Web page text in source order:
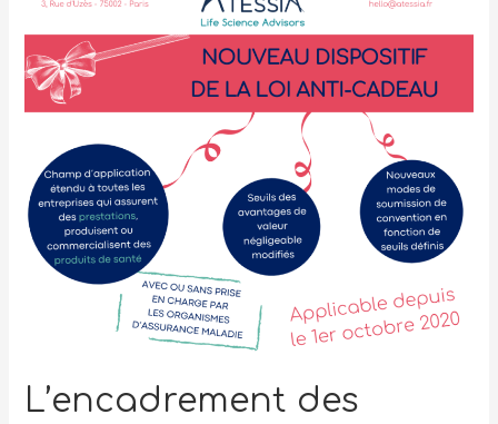
L’encadrement des